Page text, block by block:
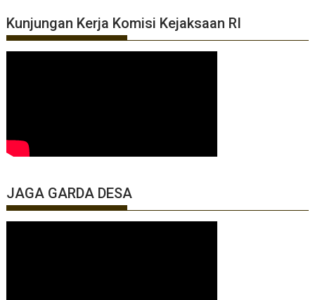
Kunjungan Kerja Komisi Kejaksaan RI
JAGA GARDA DESA